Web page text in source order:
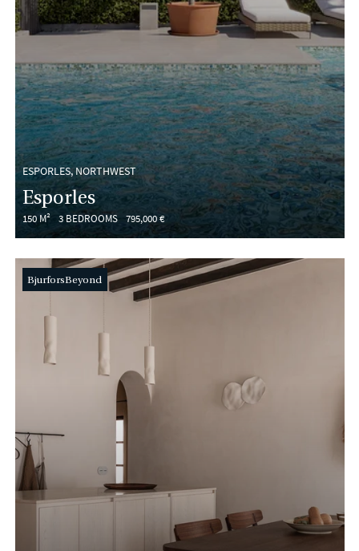
ESPORLES, NORTHWEST
Esporles
150 M² 3 BEDROOMS 795,000 €
BjurforsBeyond